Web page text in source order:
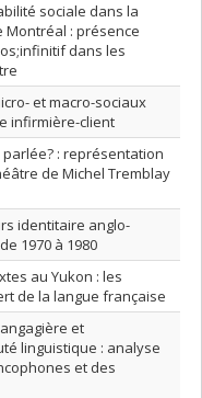
sociale dans la
: présence
dans les
et macro-sociaux
infirmière-client
: représentation
de Michel Tremblay
identitaire anglo-
1970 à 1980
au Yukon : les
de la langue française
et
linguistique : analyse
et des